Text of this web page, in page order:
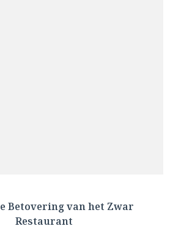
Betovering van het Zwar
Restaurant